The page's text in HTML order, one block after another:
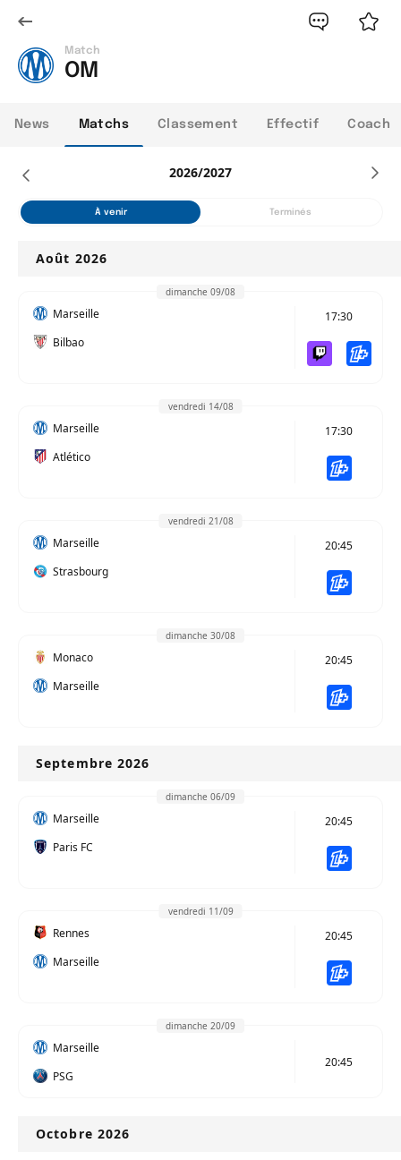
Match
OM
News Matchs Classement Effectif Coach
2026/2027
À venir Terminés
Août 2026
dimanche 09/08
Marseille
Bilbao
17:30
vendredi 14/08
Marseille
Atlético
17:30
vendredi 21/08
Marseille
Strasbourg
20:45
dimanche 30/08
Monaco
Marseille
20:45
Septembre 2026
dimanche 06/09
Marseille
Paris FC
20:45
vendredi 11/09
Rennes
Marseille
20:45
dimanche 20/09
Marseille
PSG
20:45
Octobre 2026